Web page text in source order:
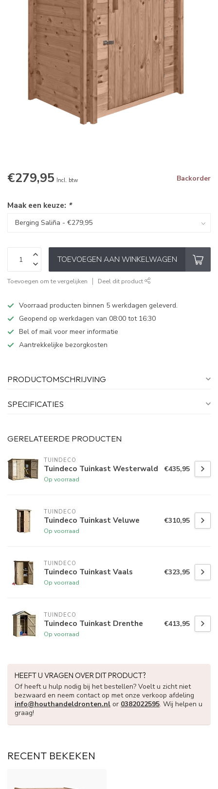
€279,95 Incl. btw Backorder
Maak een keuze: *
TOEVOEGEN AAN WINKELWAGEN
Toevoegen om te vergelijken Deel dit product
Voorraad producten binnen 5 werkdagen geleverd.
Geopend op werkdagen van 08:00 tot 16:30
Bel of mail voor meer informatie
Aantrekkelijke bezorgkosten
PRODUCTOMSCHRIJVING
SPECIFICATIES
GERELATEERDE PRODUCTEN
TUINDECO
Tuindeco Tuinkast Westerwald
Op voorraad
€435,95
TUINDECO
Tuindeco Tuinkast Veluwe
Op voorraad
€310,95
TUINDECO
Tuindeco Tuinkast Vaals
Op voorraad
€323,95
TUINDECO
Tuindeco Tuinkast Drenthe
Op voorraad
€413,95
HEEFT U VRAGEN OVER DIT PRODUCT?
Of heeft u hulp nodig bij het bestellen? Voelt u zicht niet
bezwaard en neem contact op met onze verkoop afdeling
info@houthandeldronten.nl or 0382022595. Wij helpen u
graag!
RECENT BEKEKEN